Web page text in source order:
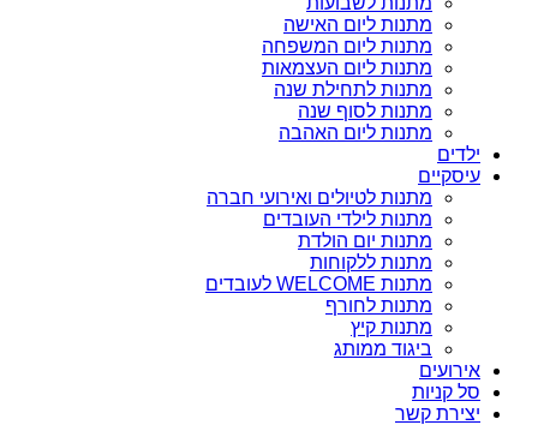
מתנות ליום האישה
מתנות ליום המשפחה
מתנות ליום העצמאות
מתנות לתחילת שנה
מתנות לסוף שנה
מתנות ליום האהבה
ילדים
עיסקיים
מתנות לטיולים ואירועי חברה
מתנות לילדי העובדים
מתנות יום הולדת
מתנות ללקוחות
מתנות WELCOME לעובדים
מתנות לחורף
מתנות קיץ
ביגוד ממותג
אירועים
סל קניות
יצירת קשר